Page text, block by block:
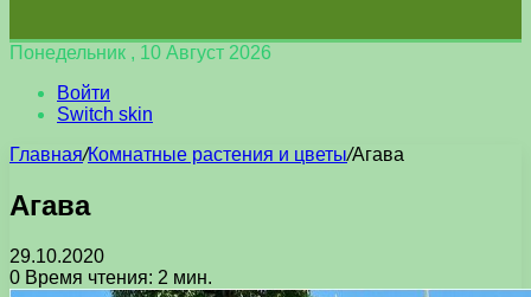
Понедельник , 10 Август 2026
Войти
Switch skin
Главная/Комнатные растения и цветы/Агава
Агава
29.10.2020
0 Время чтения: 2 мин.